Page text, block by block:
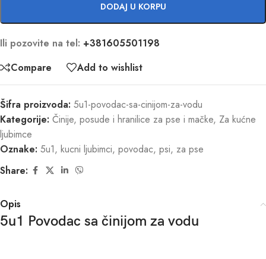
DODAJ U KORPU
Ili pozovite na tel: +381605501198
Compare
Add to wishlist
Šifra proizvoda: 5u1-povodac-sa-cinijom-za-vodu
Kategorije: Činije, posude i hranilice za pse i mačke, Za kućne
ljubimce
Oznake: 5u1, kucni ljubimci, povodac, psi, za pse
Share:
Opis
5u1 Povodac sa činijom za vodu